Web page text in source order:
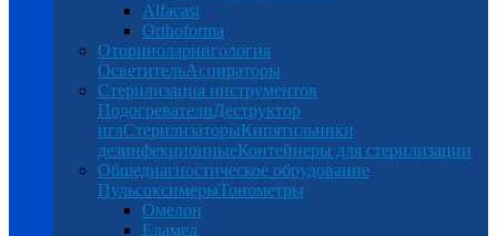
Alfacast
Orthoforma
Оториноларингология
ОсветительАспираторы
Стерилизация инструментов
ПодогревателиДеструктор
иглСтерилизаторыКипятильники
дезинфекционныеКонтейнеры для стерилизации
Общедиагностическое обрудование
ПульсоксимерыТонометры
Омелон
Еламед